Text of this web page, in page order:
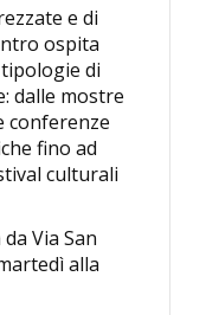
e di
ospita
di
dalle mostre
conferenze
fino ad
culturali
Via San
alla